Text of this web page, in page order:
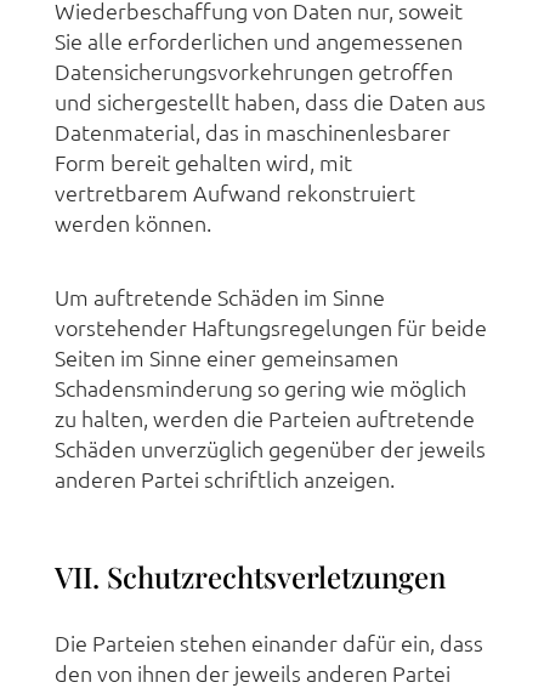
Wiederbeschaffung von Daten nur, soweit
Sie alle erforderlichen und angemessenen
Datensicherungsvorkehrungen getroffen
und sichergestellt haben, dass die Daten aus
Datenmaterial, das in maschinenlesbarer
Form bereit gehalten wird, mit
vertretbarem Aufwand rekonstruiert
werden können.
Um auftretende Schäden im Sinne
vorstehender Haftungsregelungen für beide
Seiten im Sinne einer gemeinsamen
Schadensminderung so gering wie möglich
zu halten, werden die Parteien auftretende
Schäden unverzüglich gegenüber der jeweils
anderen Partei schriftlich anzeigen.
VII. Schutzrechtsverletzungen
Die Parteien stehen einander dafür ein, dass
den von ihnen der jeweils anderen Partei